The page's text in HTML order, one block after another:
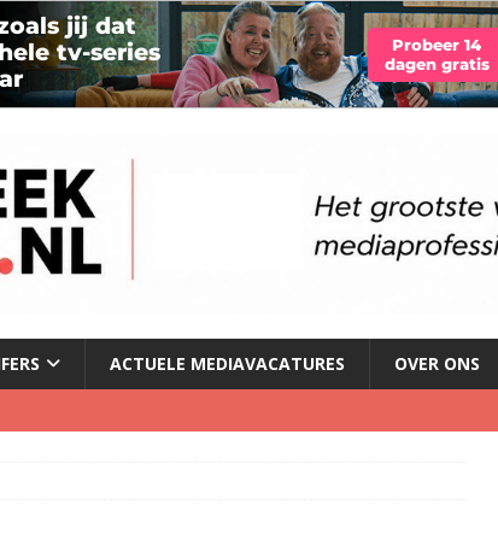
ACTUELE MEDIAVACATURES OVER ONS
wordt kweekvijver voor nieuw radiotalent steeds kleiner